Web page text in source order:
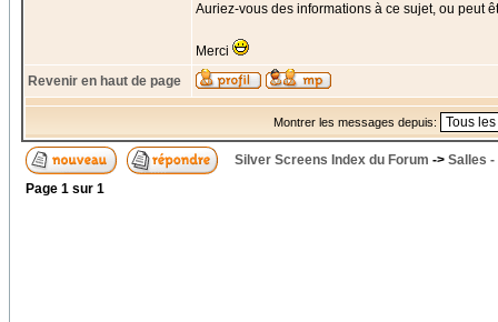
Auriez-vous des informations à ce sujet, ou peut
Merci
Revenir en haut de page
Montrer les messages depuis:
Silver Screens Index du Forum -> Salles
Page 1 sur 1